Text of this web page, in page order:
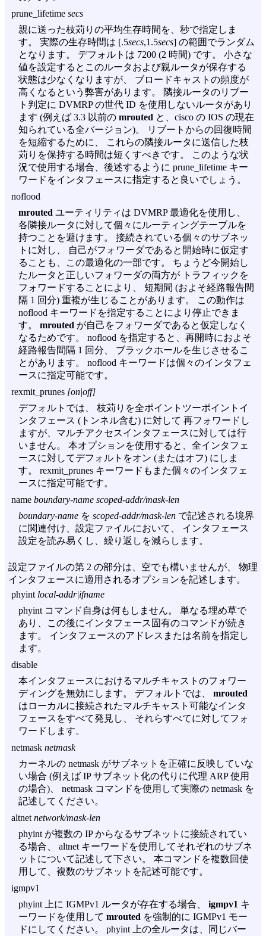
prune_lifetime secs
親に送った枝苅りの平均生存時間を、秒で指定しま
す。 実際の生存時間は [.5secs,1.5secs] の範囲でランダム
となります。 デフォルトは 7200 (2 時間) です。 小さな
値を設定するとこのルータおよび親ルータが保存する
状態は少なくなりますが、 ブロードキャストの頻度が
高くなるという弊害があります。 隣接ルータのリブー
ト判定に DVMRP の世代 ID を使用しないルータがあり
ます (例えば 3.3 以前の mrouted と、cisco の IOS の現在
知られている全バージョン)。 リブートからの回復時間
を短縮するために、 これらの隣接ルータに送信した枝
苅りを保持する時間は短くすべきです。 このような状
況で使用する場合、後述するように prune_lifetime キー
ワードをインタフェースに指定すると良いでしょう。
noflood
mrouted ユーティリティは DVMRP 最適化を使用し、
各隣接ルータに対して個々にルーティングテーブルを
持つことを避けます。 接続されている個々のサブネッ
トに対し、 自己がフォワーダであると開始時に仮定す
ることも、この最適化の一部です。 ちょうど今開始し
たルータと正しいフォワーダの両方が トラフィックを
フォワードすることにより、 短期間 (およそ経路報告間
隔 1 回分) 重複が生じることがあります。 この動作は
noflood キーワードを指定することにより停止できま
す。 mrouted が自己をフォワーダであると仮定しなく
なるためです。 noflood を指定すると、再開時におよそ
経路報告間隔 1 回分、 ブラックホールを生じさせるこ
とがあります。 noflood キーワードは個々のインタフェ
ースに指定可能です。
rexmit_prunes [on|off]
デフォルトでは、 枝苅りを全ポイントツーポイントイ
ンタフェース (トンネル含む) に対して 再フォワードし
ますが、マルチアクセスインタフェースに対しては行
いません。 本オプションを使用すると、全インタフェ
ースに対してデフォルトをオン (またはオフ) にしま
す。 rexmit_prunes キーワードもまた個々のインタフェ
ースに指定可能です。
name boundary-name scoped-addr/mask-len
boundary-name を scoped-addr/mask-len で記述される境界
に関連付け、設定ファイルにおいて、 インタフェース
設定を読み易くし、繰り返しを減らします。
設定ファイルの第 2 の部分は、空でも構いませんが、 物理
インタフェースに適用されるオプションを記述します。
phyint local-addr|ifname
phyint コマンド自身は何もしません。 単なる埋め草で
あり、この後にインタフェース固有のコマンドが続き
ます。 インタフェースのアドレスまたは名前を指定し
ます。
disable
本インタフェースにおけるマルチキャストのフォワー
ディングを無効にします。 デフォルトでは、 mrouted
はローカルに接続されたマルチキャスト可能なインタ
フェースをすべて発見し、 それらすべてに対してフォ
ワードします。
netmask netmask
カーネルの netmask がサブネットを正確に反映していな
い場合 (例えば IP サブネット化の代りに代理 ARP 使用
の場合)、 netmask コマンドを使用して実際の netmask を
記述してください。
altnet network/mask-len
phyint が複数の IP からなるサブネットに接続されてい
る場合、 altnet キーワードを使用してそれぞれのサブネ
ットについて記述して下さい。 本コマンドを複数回使
用して、複数のサブネットを記述可能です。
igmpv1
phyint 上に IGMPv1 ルータが存在する場合、 igmpv1 キ
ーワードを使用して mrouted を強制的に IGMPv1 モー
ドにしてください。 phyint 上の全ルータは、同じバー